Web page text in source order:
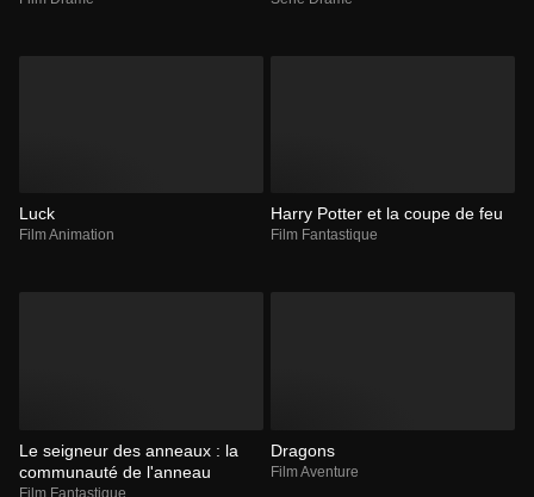
Luck
Film Animation
Harry Potter et la coupe de feu
Film Fantastique
Le seigneur des anneaux : la
communauté de l'anneau
Film Fantastique
Dragons
Film Aventure